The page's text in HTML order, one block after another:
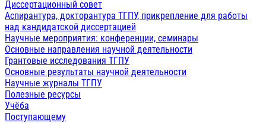
Диссертационный совет
Аспирантура, докторантура ТГПУ, прикрепление для работы
над кандидатской диссертацией
Научные мероприятия: конференции, семинары
Основные направления научной деятельности
Грантовые исследования ТГПУ
Основные результаты научной деятельности
Научные журналы ТГПУ
Полезные ресурсы
Учёба
Поступающему